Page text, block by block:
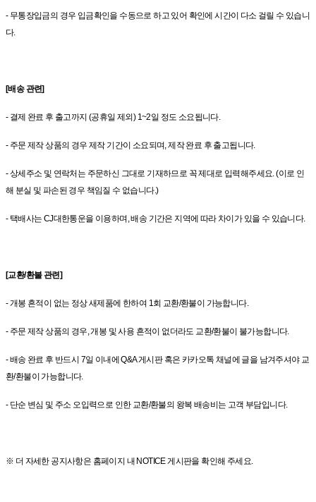
- 무통장입금의 경우 입금확인을 수동으로 하고 있어 확인에 시간이 다소 걸릴 수 있습니
다.
[배송 관련]
- 결제 완료 후 출고까지 (공휴일 제외) 1~2일 정도 소요됩니다.
- 주문 제작 상품의 경우 제작 기간이 소요되며, 제작 완료 후 출고됩니다.
- 상세주소 및 연락처는 주문하신 그대로 기재하므로 꼭 제대로 입력해주세요. (이로 인
해 분실 및 파손된 경우 책임질 수 없습니다.)
- 택배사는 CJ대한통운을 이용하며, 배송 기간은 지역에 따라 차이가 있을 수 있습니다.
[교환/환불 관련]
- 개봉 흔적이 없는 정상 새제품에 한하여 1회 교환/환불이 가능합니다.
- 주문 제작 상품의 경우, 개봉 및 사용 흔적이 없더라도 교환/환불이 불가능합니다.
- 배송 완료 후 반드시 7일 이내에 Q&A 게시판 혹은 카카오톡 채널에 글을 남겨주셔야 교
환/환불이 가능합니다.
- 단순 변심 및 주소 오입력으로 인한 교환/환불의 왕복 배송비는 고객 부담입니다.
※ 더 자세한 공지사항은 홈페이지 내 NOTICE 게시판을 확인해 주세요.